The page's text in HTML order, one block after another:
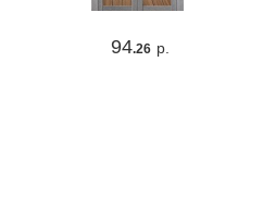
94.26 р.